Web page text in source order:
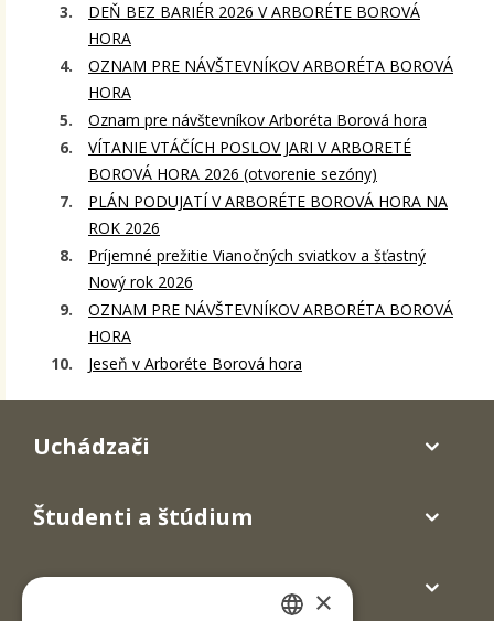
DEŇ BEZ BARIÉR 2026 V ARBORÉTE BOROVÁ
HORA
OZNAM PRE NÁVŠTEVNÍKOV ARBORÉTA BOROVÁ
HORA
Oznam pre návštevníkov Arboréta Borová hora
VÍTANIE VTÁČÍCH POSLOV JARI V ARBORETÉ
BOROVÁ HORA 2026 (otvorenie sezóny)
PLÁN PODUJATÍ V ARBORÉTE BOROVÁ HORA NA
ROK 2026
Príjemné prežitie Vianočných sviatkov a šťastný
Nový rok 2026
OZNAM PRE NÁVŠTEVNÍKOV ARBORÉTA BOROVÁ
HORA
Jeseň v Arboréte Borová hora
Uchádzači
Študenti a štúdium
Absolventi
×